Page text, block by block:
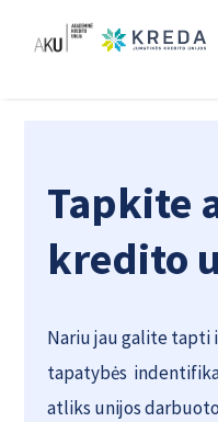
Tapkite
kredito
Nariu jau galite tapti
tapatybės
atliks unijos